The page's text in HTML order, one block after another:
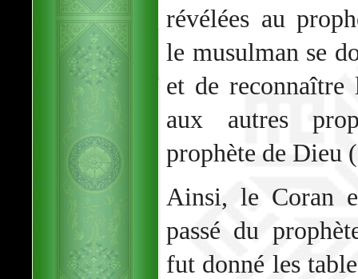
révélées au
le musulman se
et de reconnaître
aux autres
prophète de Dieu
Ainsi, le Coran
passé du
fut donné les